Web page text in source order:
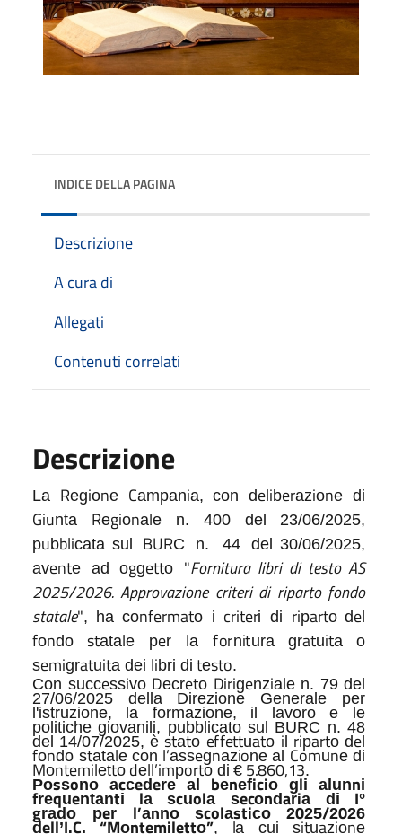
INDICE DELLA PAGINA
Descrizione
A cura di
Allegati
Contenuti correlati
Descrizione
La Regione Campania, con deliberazione di
Giunta Regionale n.
400 del 23/06/2025,
pubblicata sul BURC n. 44 del 30/06/2025,
avente ad oggetto "Fornitura libri di testo AS
2025/2026. Approvazione criteri di riparto fondo
statale", ha confermato i criteri di riparto del
fondo statale per lafornitura gratuita
o
semigratuita dei libri di testo.
Con successivo Decreto Dirigenziale n. 79 del
27/06/2025 della Direzione Generale per
l'istruzione, la formazione, il lavoro e le
politiche giovanili, pubblicato sul BURC n. 48
del 14/07/2025, è stato effettuato il riparto del
fondo statale con l’assegnazione al Comune di
Montemiletto dell’importo di €5.860,13.
Possono accedere al beneficio gli alunni
frequentanti la scuola secondaria di I°
grado per l’anno scolastico 2025/2026
dell’I.C. “Montemiletto”, la cui situazione